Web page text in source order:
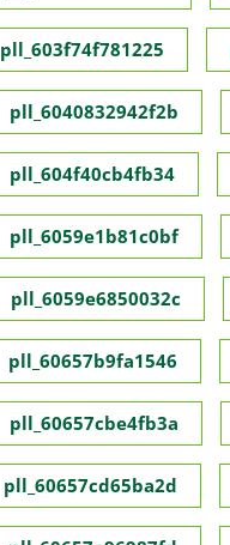
pll_603f74f781225
pll_6040832942f2b
pll_604f40cb4fb34
pll_6059e1b81c0bf
pll_6059e6850032c
pll_60657b9fa1546
pll_60657cbe4fb3a
pll_60657cd65ba2d